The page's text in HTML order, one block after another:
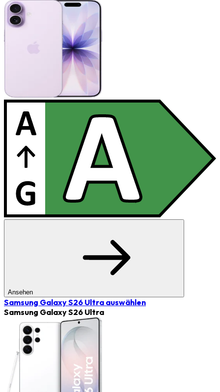
Ansehen
Samsung Galaxy S26 Ultra auswählen
Samsung Galaxy S26 Ultra